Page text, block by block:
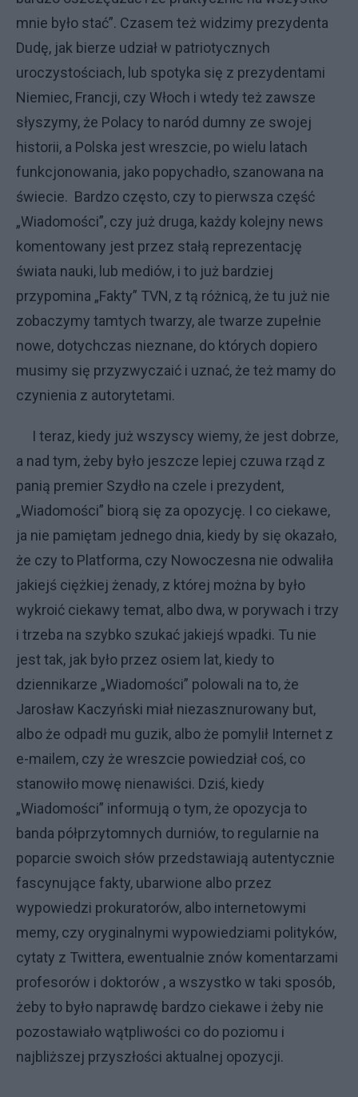
mnie było stać”. Czasem też widzimy prezydenta
Dudę, jak bierze udział w patriotycznych
uroczystościach, lub spotyka się z prezydentami
Niemiec, Francji, czy Włoch i wtedy też zawsze
słyszymy, że Polacy to naród dumny ze swojej
historii, a Polska jest wreszcie, po wielu latach
funkcjonowania, jako popychadło, szanowana na
świecie. Bardzo często, czy to pierwsza część
„Wiadomości”, czy już druga, każdy kolejny news
komentowany jest przez stałą reprezentację
świata nauki, lub mediów, i to już bardziej
przypomina „Fakty” TVN, z tą różnicą, że tu już nie
zobaczymy tamtych twarzy, ale twarze zupełnie
nowe, dotychczas nieznane, do których dopiero
musimy się przyzwyczaić i uznać, że też mamy do
czynienia z autorytetami.
I teraz, kiedy już wszyscy wiemy, że jest dobrze,
a nad tym, żeby było jeszcze lepiej czuwa rząd z
panią premier Szydło na czele i prezydent,
„Wiadomości” biorą się za opozycję. I co ciekawe,
ja nie pamiętam jednego dnia, kiedy by się okazało,
że czy to Platforma, czy Nowoczesna nie odwaliła
jakiejś ciężkiej żenady, z której można by było
wykroić ciekawy temat, albo dwa, w porywach i trzy
i trzeba na szybko szukać jakiejś wpadki. Tu nie
jest tak, jak było przez osiem lat, kiedy to
dziennikarze „Wiadomości” polowali na to, że
Jarosław Kaczyński miał niezasznurowany but,
albo że odpadł mu guzik, albo że pomylił Internet z
e-mailem, czy że wreszcie powiedział coś, co
stanowiło mowę nienawiści. Dziś, kiedy
„Wiadomości” informują o tym, że opozycja to
banda półprzytomnych durniów, to regularnie na
poparcie swoich słów przedstawiają autentycznie
fascynujące fakty, ubarwione albo przez
wypowiedzi prokuratorów, albo internetowymi
memy, czy oryginalnymi wypowiedziami polityków,
cytaty z Twittera, ewentualnie znów komentarzami
profesorów i doktorów , a wszystko w taki sposób,
żeby to było naprawdę bardzo ciekawe i żeby nie
pozostawiało wątpliwości co do poziomu i
najbliższej przyszłości aktualnej opozycji.